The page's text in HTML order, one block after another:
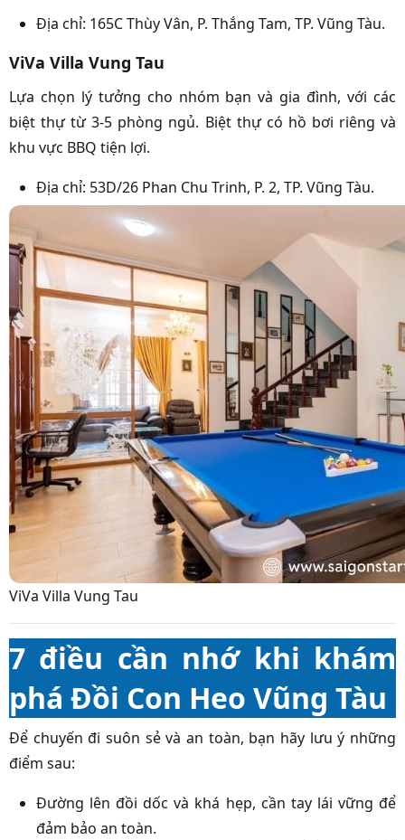
Địa chỉ: 165C Thùy Vân, P. Thắng Tam, TP. Vũng Tàu.
ViVa Villa Vung Tau
Lựa chọn lý tưởng cho nhóm bạn và gia đình, với các
biệt thự từ 3-5 phòng ngủ. Biệt thự có hồ bơi riêng và
khu vực BBQ tiện lợi.
Địa chỉ: 53D/26 Phan Chu Trinh, P. 2, TP. Vũng Tàu.
ViVa Villa Vung Tau
7 điều cần nhớ khi khám
phá Đồi Con Heo Vũng Tàu
Để chuyến đi suôn sẻ và an toàn, bạn hãy lưu ý những
điểm sau:
Đường lên đồi dốc và khá hẹp, cần tay lái vững để
đảm bảo an toàn.